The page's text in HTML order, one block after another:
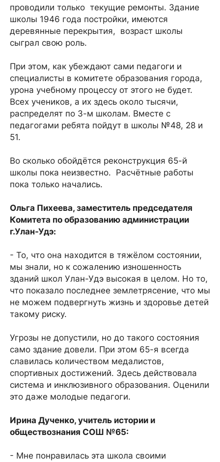
проводили только текущие ремонты. Здание
школы 1946 года постройки, имеются
деревянные перекрытия, возраст школы
сыграл свою роль.
При этом, как убеждают сами педагоги и
специалисты в комитете образования города,
урона учебному процессу от этого не будет.
Всех учеников, а их здесь около тысячи,
распределят по 3-м школам. Вместе с
педагогами ребята пойдут в школы №48, 28 и
51.
Во сколько обойдётся реконструкция 65-й
школы пока неизвестно. Расчётные работы
пока только начались.
Ольга Пихеева, заместитель председателя
Комитета по образованию администрации
г.Улан-Удэ:
- То, что она находится в тяжёлом состоянии,
мы знали, но к сожалению изношенность
зданий школ Улан-Удэ высокая в целом. Но то,
что показало последнее землетрясение, что мы
не можем подвергнуть жизнь и здоровье детей
такому риску.
Угрозы не допустили, но до такого состояния
само здание довели. При этом 65-я всегда
славилась количеством медалистов,
спортивных достижений. Здесь действовала
система и инклюзивного образования. Оценили
это даже молодые педагоги.
Ирина Дученко, учитель истории и
обществознания СОШ №65:
- Мне понравилась эта школа своими